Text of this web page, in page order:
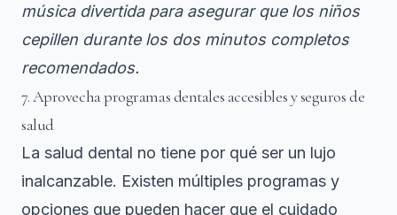
música divertida para asegurar que los niños
cepillen durante los dos minutos completos
recomendados.
7. Aprovecha programas dentales accesibles y seguros de
salud
La salud dental no tiene por qué ser un lujo
inalcanzable. Existen múltiples programas y
opciones que pueden hacer que el cuidado